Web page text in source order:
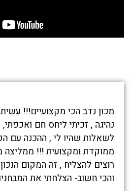
מכון נדב הכי מקצועיים!!!
נהיגה , זכיתי ליחס חם
לשאלות שהיו לי , ההכנה עם
ממוקדת ומקצועית !!!
רוצים להצליח , זה המקום
והכי חשוב- הצלחתי את